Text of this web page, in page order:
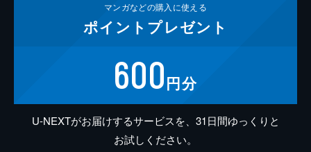
マンガなどの購入に使える
ポイント プレゼント
600円分
U-NEXTがお届けするサービスを、31日間ゆっくりと
お試しください。